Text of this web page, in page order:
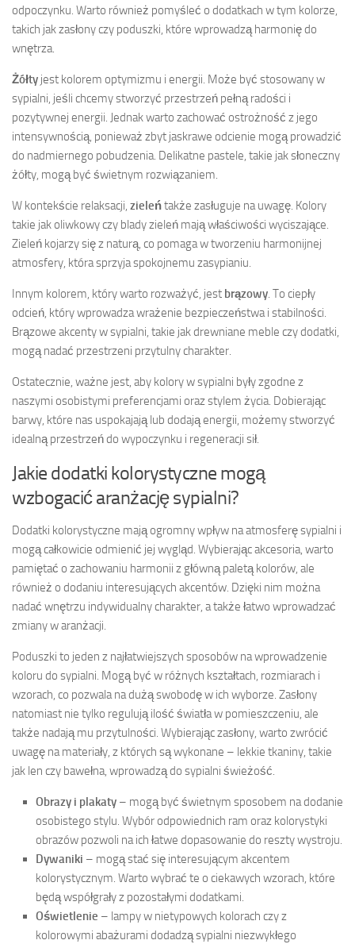
odpoczynku. Warto również pomyśleć o dodatkach w tym kolorze,
takich jak zasłony czy poduszki, które wprowadzą harmonię do
wnętrza.
Żółty jest kolorem optymizmu i energii. Może być stosowany w
sypialni, jeśli chcemy stworzyć przestrzeń pełną radości i
pozytywnej energii. Jednak warto zachować ostrożność z jego
intensywnością, ponieważ zbyt jaskrawe odcienie mogą prowadzić
do nadmiernego pobudzenia. Delikatne pastele, takie jak słoneczny
żółty, mogą być świetnym rozwiązaniem.
W kontekście relaksacji, zieleńtakże zasługuje na uwagę. Kolory
takie jak oliwkowy czy blady zieleń mają właściwości wyciszające.
Zieleń kojarzy się z naturą, co pomaga w tworzeniu harmonijnej
atmosfery, która sprzyja spokojnemu zasypianiu.
Innym kolorem, który warto rozważyć, jest brązowy. To ciepły
odcień, który wprowadza wrażenie bezpieczeństwa i stabilności.
Brązowe akcenty w sypialni, takie jak drewniane meble czy dodatki,
mogą nadać przestrzeni przytulny charakter.
Ostatecznie, ważne jest, aby kolory w sypialni były zgodne z
naszymi osobistymi preferencjami oraz stylem życia. Dobierając
barwy, które nas uspokajają lub dodają energii, możemy stworzyć
idealną przestrzeń do wypoczynku i regeneracji sił.
Jakie dodatki kolorystyczne mogą
wzbogacić aranżację sypialni?
Dodatki kolorystyczne mają ogromny wpływ na atmosferę sypialni i
mogą całkowicie odmienić jej wygląd. Wybierając akcesoria, warto
pamiętać o zachowaniu harmonii z główną paletą kolorów, ale
również o dodaniu interesujących akcentów. Dzięki nim można
nadać wnętrzu indywidualny charakter, a także łatwo wprowadzać
zmiany w aranżacji.
Poduszki to jeden z najłatwiejszych sposobów na wprowadzenie
koloru do sypialni. Mogą być w różnych kształtach, rozmiarach i
wzorach, co pozwala na dużą swobodę w ich wyborze. Zasłony
natomiast nie tylko regulują ilość światła w pomieszczeniu, ale
także nadają mu przytulności. Wybierając zasłony, warto zwrócić
uwagę na materiały, z których są wykonane – lekkie tkaniny, takie
jak len czy bawełna, wprowadzą do sypialni świeżość.
Obrazy i plakaty – mogą być świetnym sposobem na dodanie
osobistego stylu. Wybór odpowiednich ram oraz kolorystyki
obrazów pozwoli na ich łatwe dopasowanie do reszty wystroju.
Dywaniki – mogą stać się interesującym akcentem
kolorystycznym. Warto wybrać te o ciekawych wzorach, które
będą współgrały z pozostałymi dodatkami.
Oświetlenie – lampy w nietypowych kolorach czy z
kolorowymi abażurami dodadzą sypialni niezwykłego